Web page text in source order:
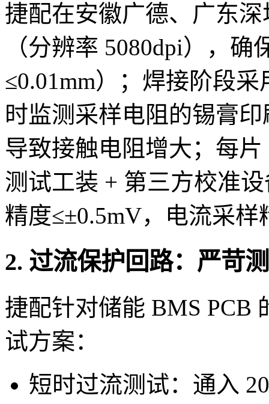
捷配在安徽广德、广东
（分辨率 5080dpi），
≤0.01mm）；焊接阶段
时监测采样电阻的锡膏
导致接触电阻增大；每
测试工装 + 第三方校准
精度≤±0.5mV，电流采样
2. 过流保护回路：严苛
捷配针对储能 BMS PCB
试方案：
短时过流测试：通入